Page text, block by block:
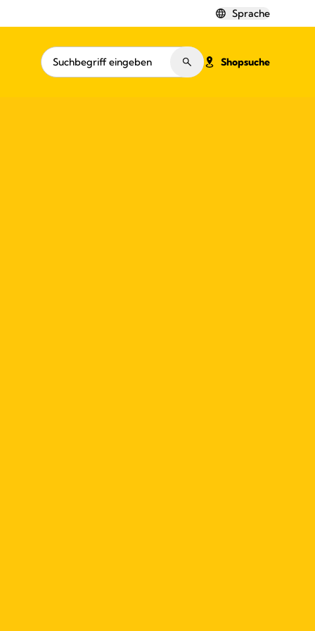
Sprache
Shopsuche